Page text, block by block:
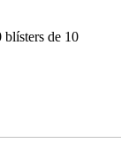
blísters de 10